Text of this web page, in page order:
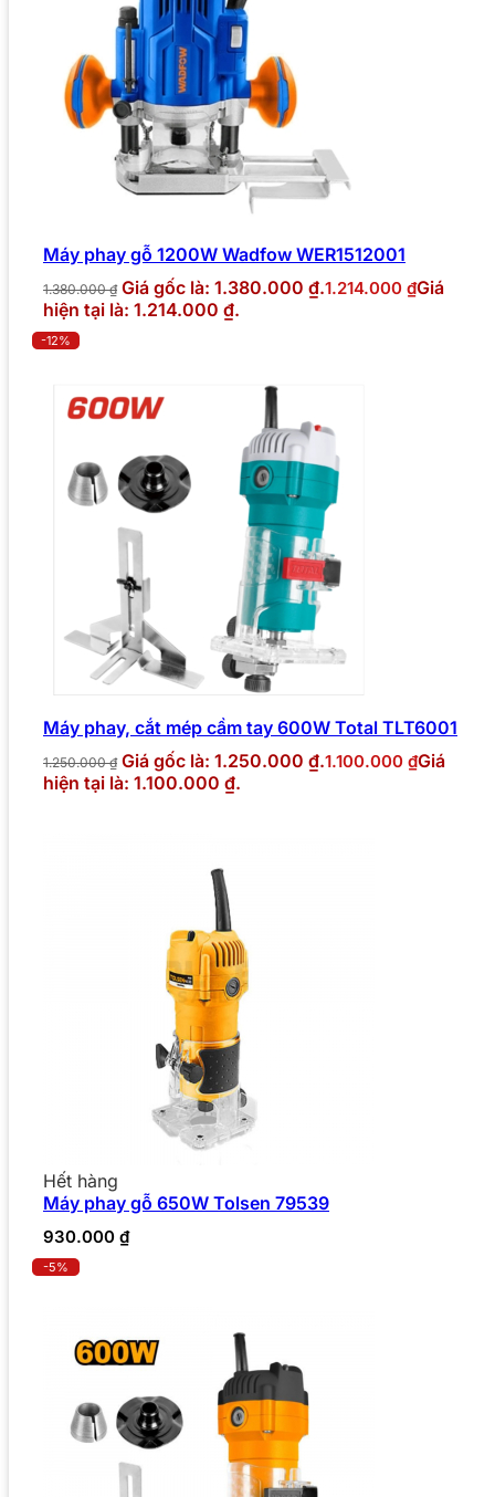
Máy phay gỗ 1200W Wadfow WER1512001
1.380.000₫ Giá gốc là: 1.380.000 ₫.1.214.000 ₫Giá
hiện tại là: 1.214.000 ₫.
-12%
Máy phay, cắt mép cầm tay 600W Total TLT6001
1.250.000₫ Giá gốc là: 1.250.000 ₫.1.100.000 ₫Giá
hiện tại là: 1.100.000 ₫.
Hết hàng
Máy phay gỗ 650W Tolsen 79539
930.000 ₫
-5%